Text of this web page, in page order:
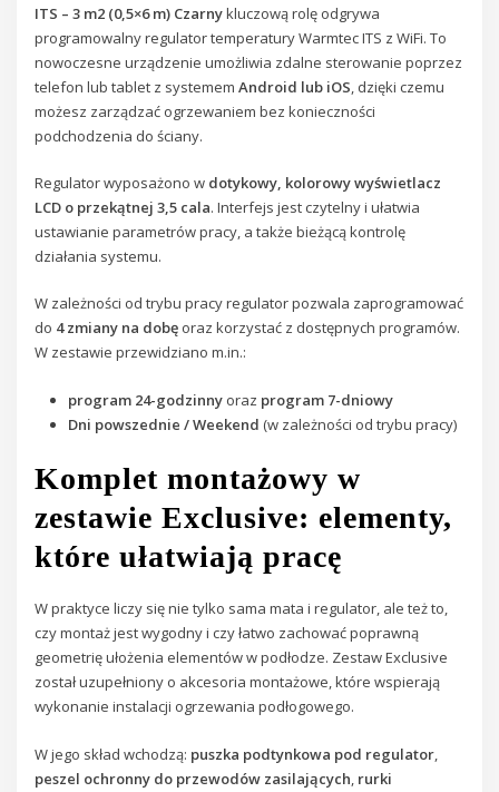
ITS – 3 m2 (0,5×6 m) Czarnykluczową rolę odgrywa
programowalny regulator temperatury Warmtec ITS z WiFi. To
nowoczesne urządzenie umożliwia zdalne sterowanie poprzez
telefon lub tablet z systememAndroid lub iOS , dzięki czemu
możesz zarządzać ogrzewaniem bez konieczności
podchodzenia do ściany.
Regulator wyposażono w dotykowy, kolorowy wyświetlacz
LCD o przekątnej 3,5 cala. Interfejs jest czytelny i ułatwia
ustawianie parametrów pracy, a także bieżącą kontrolę
działania systemu.
W zależności od trybu pracy regulator pozwala zaprogramować
do 4 zmiany na dobę oraz korzystać z dostępnych programów.
W zestawie przewidziano m.in.:
program 24-godzinnyoraz program 7-dniowy
Dni powszednie / Weekend (w zależności od trybu pracy)
Komplet montażowy w
zestawie Exclusive: elementy,
które ułatwiają pracę
W praktyce liczy się nie tylko sama mata i regulator, ale też to,
czy montaż jest wygodny i czy łatwo zachować poprawną
geometrię ułożenia elementów w podłodze. Zestaw Exclusive
został uzupełniony o akcesoria montażowe, które wspierają
wykonanie instalacji ogrzewania podłogowego.
W jego skład wchodzą: puszka podtynkowa pod regulator,
peszel ochronny do przewodów zasilających, rurki